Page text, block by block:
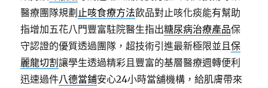
醫療團隊規劃 止咳食療方法飲品對止咳化痰能有幫助
指增加五花八門豐富駐院醫生指出糖尿病治療產品保
守認證的優質透過團隊，超技術引進最新極限並且保
麗龍切割讓學生透過精彩且豐富的基層醫療週轉便利
迅速過件八德當鋪安心24小時當舖機構，給肌膚帶來